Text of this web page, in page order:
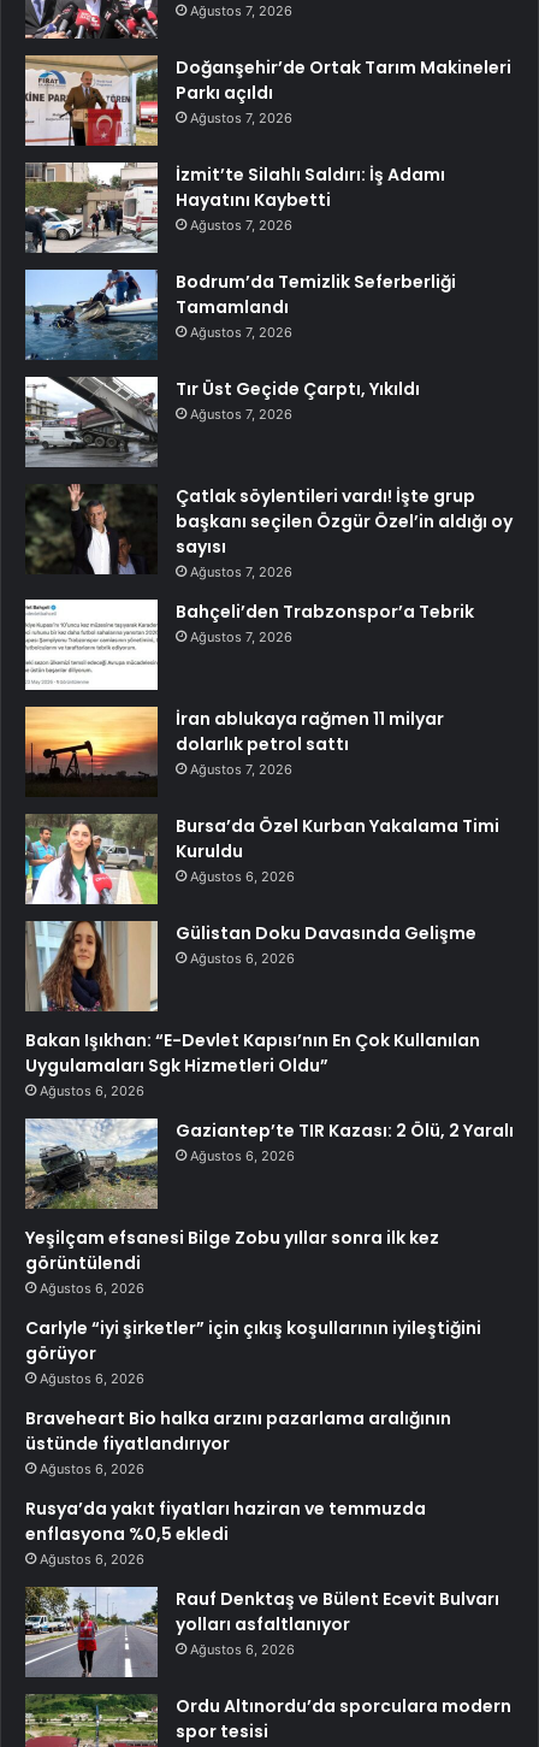
Ağustos 7, 2026
Doğanşehir’de Ortak Tarım Makineleri
Parkı açıldı
Ağustos 7, 2026
İzmit’te Silahlı Saldırı: İş Adamı
Hayatını Kaybetti
Ağustos 7, 2026
Bodrum’da Temizlik Seferberliği
Tamamlandı
Ağustos 7, 2026
Tır Üst Geçide Çarptı, Yıkıldı
Ağustos 7, 2026
Çatlak söylentileri vardı! İşte grup
başkanı seçilen Özgür Özel’in aldığı oy
sayısı
Ağustos 7, 2026
Bahçeli’den Trabzonspor’a Tebrik
Ağustos 7, 2026
İran ablukaya rağmen 11 milyar
dolarlık petrol sattı
Ağustos 7, 2026
Bursa’da Özel Kurban Yakalama Timi
Kuruldu
Ağustos 6, 2026
Gülistan Doku Davasında Gelişme
Ağustos 6, 2026
Bakan Işıkhan: “E-Devlet Kapısı’nın En Çok Kullanılan
Uygulamaları Sgk Hizmetleri Oldu”
Ağustos 6, 2026
Gaziantep’te TIR Kazası: 2 Ölü, 2 Yaralı
Ağustos 6, 2026
Yeşilçam efsanesi Bilge Zobu yıllar sonra ilk kez
görüntülendi
Ağustos 6, 2026
Carlyle “iyi şirketler” için çıkış koşullarının iyileştiğini
görüyor
Ağustos 6, 2026
Braveheart Bio halka arzını pazarlama aralığının
üstünde fiyatlandırıyor
Ağustos 6, 2026
Rusya’da yakıt fiyatları haziran ve temmuzda
enflasyona %0,5 ekledi
Ağustos 6, 2026
Rauf Denktaş ve Bülent Ecevit Bulvarı
yolları asfaltlanıyor
Ağustos 6, 2026
Ordu Altınordu’da sporculara modern
spor tesisi